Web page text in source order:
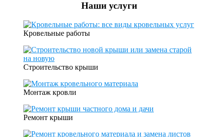
Наши услуги
Кровельные работы
Строительство крыши
Монтаж кровли
Ремонт крыши